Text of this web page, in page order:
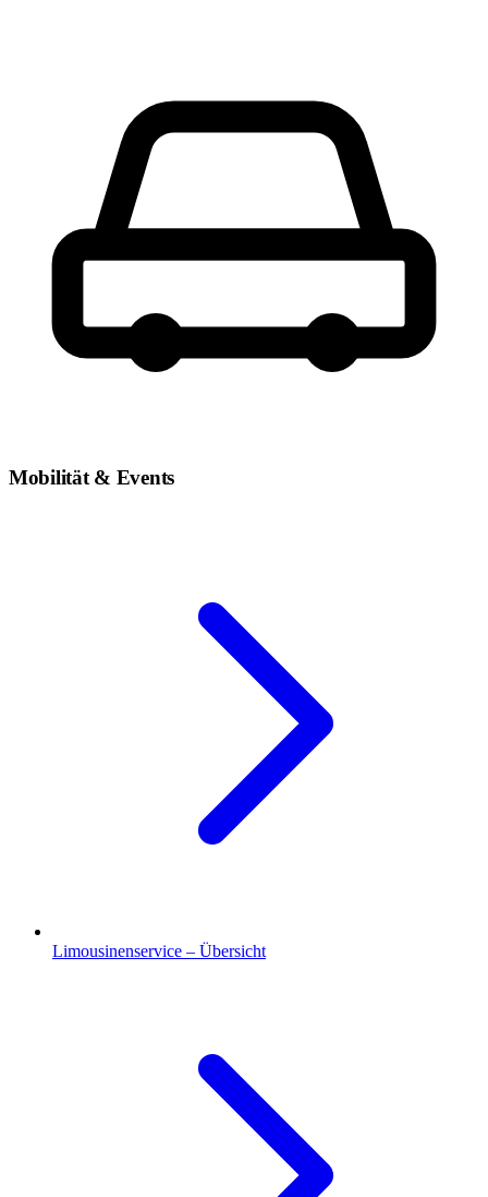
Mobilität & Events
Limousinenservice – Übersicht